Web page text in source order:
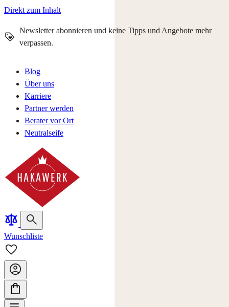
Direkt zum Inhalt
Newsletter abonnieren und keine Tipps und Angebote mehr
verpassen.
Blog
Über uns
Karriere
Partner werden
Berater vor Ort
Neutralseife
Wunschliste